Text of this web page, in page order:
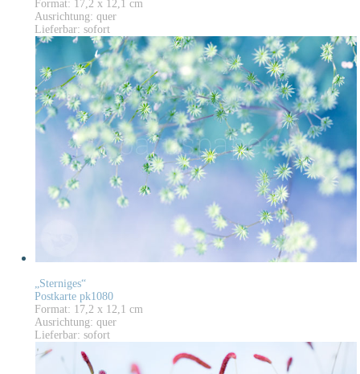
Format: 17,2 x 12,1 cm
Ausrichtung: quer
Lieferbar: sofort
„Sterniges“
Postkarte pk1080
Format: 17,2 x 12,1 cm
Ausrichtung: quer
Lieferbar: sofort